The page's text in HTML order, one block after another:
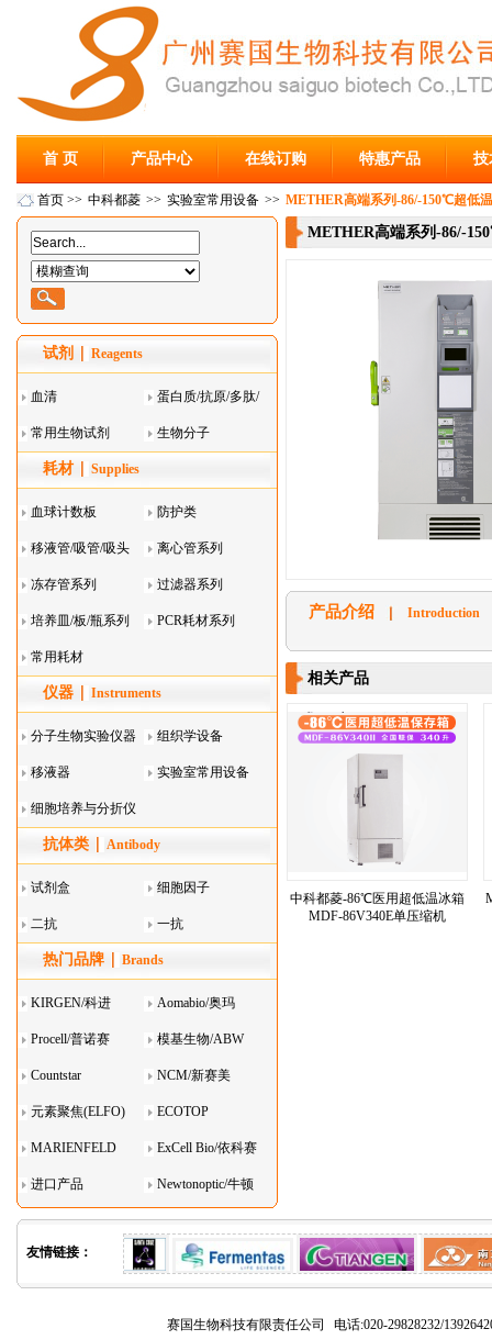
首 页 产品中心 在线订购 特惠产品 技
首页 >> 中科都菱 >> 实验室常用设备 >> METHER高端系列-86/-150℃超低
试剂 Reagents
血清 蛋白质/抗原/多肽/
酶
常用生物试剂 生物分子
耗材 Supplies
血球计数板 防护类
移液管/吸管/吸头
系列
离心管系列
冻存管系列 过滤器系列
培养皿/板/瓶系列 PCR耗材系列
常用耗材
仪器 Instruments
分子生物实验仪器 组织学设备
移液器 实验室常用设备
细胞培养与分折仪
器叠
抗体类 Antibody
试剂盒 细胞因子
二抗 一抗
热门品牌 Brands
KIRGEN/科进 Aomabio/奥玛
Procell/普诺赛 模基生物/ABW
Countstar NCM/新赛美
元素聚焦(ELFO) ECOTOP
MARIENFELD ExCell Bio/依科赛
进口产品 Newtonoptic/牛顿
光学
METHER高端系列-86/-
产品介绍 Introduction
相关产品
中科都菱-86℃医用超低温冰箱
MDF-86V340E单压缩机
友情链接：
赛国生物科技有限责任公司 电话:020-29828232/